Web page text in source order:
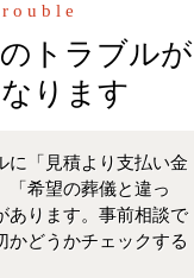
トラブルが
ります
に「見積より支払い金
「希望の葬儀と違っ
あります。事前相談で
かどうかチェックする